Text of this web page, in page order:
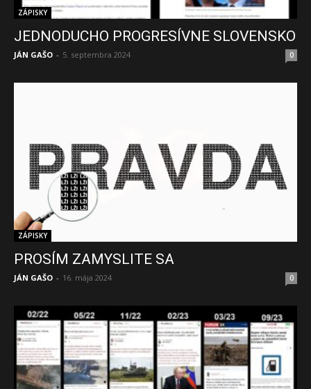
ZÁPISKY
JEDNODUCHO PROGRESÍVNE SLOVENSKO
JÁN GAŠO - 5. septembra 2024 0
ZÁPISKY
PROSÍM ZAMYSLITE SA
JÁN GAŠO - 16. mája 2024 0